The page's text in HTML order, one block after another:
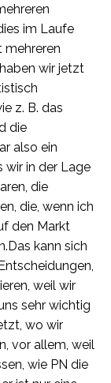
im Laufe
mehreren
wir jetzt
z. B. das
die
also ein
wir in der Lage
die
die, wenn ich
den Markt
kann sich
weil wir
sehr wichtig
wo wir
vor allem, weil
wie PN die